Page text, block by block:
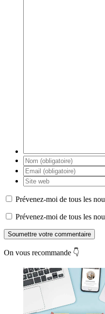
Prévenez-moi de tous les
Prévenez-moi de tous les
Soumettre votre commentaire
On vous recommande 👇